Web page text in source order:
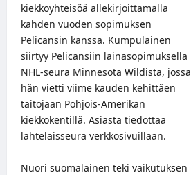
kiekkoyhteisöä allekirjoittamalla
kahden vuoden sopimuksen
Pelicansin kanssa. Kumpulainen
siirtyy Pelicansiin lainasopimuksella
NHL-seura Minnesota Wildista, jossa
hän vietti viime kauden kehittäen
taitojaan Pohjois-Amerikan
kiekkokentillä. Asiasta tiedottaa
lahtelaisseura verkkosivuillaan.
Nuori suomalainen teki vaikutuksen